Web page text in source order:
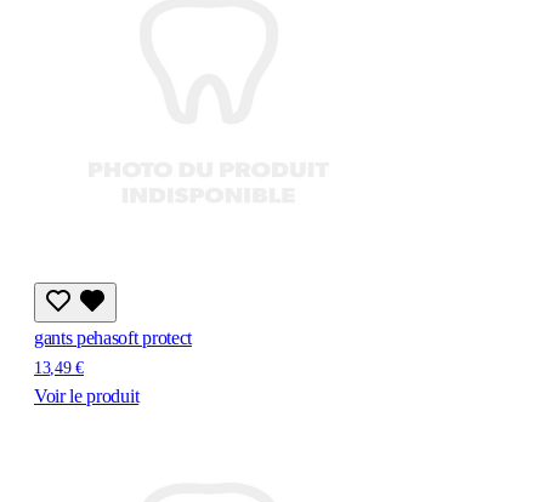
gants pehasoft protect
13,49 €
Voir le produit